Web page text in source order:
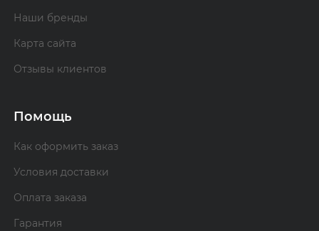
Наши бренды
Карта сайта
Отзывы клиентов
Помощь
Как оформить заказ
Условия доставки
Оплата заказа
Гарантия